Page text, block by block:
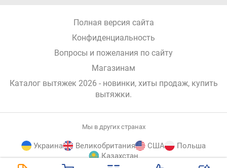
Полная версия сайта
Конфиденциальность
Вопросы и пожелания по сайту
Магазинам
Каталог вытяжек 2026 - новинки, хиты продаж, купить
вытяжки.
Мы в других странах
Украина Великобритания США
Польша
Казахстан